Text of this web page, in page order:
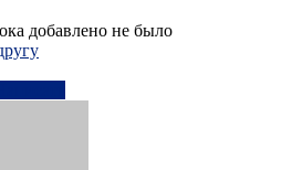
добавлено не было